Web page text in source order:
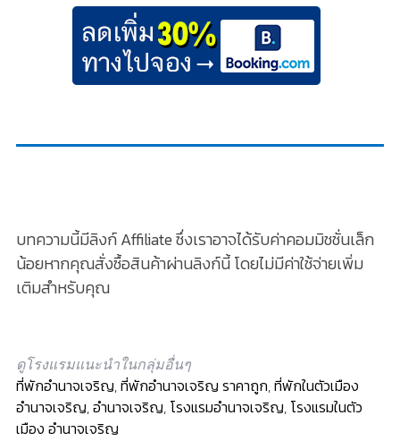
บทความนี้มีลิงก์ Affiliate ซึ่งเราอาจได้รับค่าคอมมิชชั่นเล็ก
น้อยหากคุณสั่งซื้อสินค้าผ่านลิงก์นี้ โดยไม่มีค่าใช้จ่ายเพิ่ม
เติมสำหรับคุณ
ดูโรงแรมแนะนำในกลุ่มอื่นๆ
ที่พักอำนาจเจริญ,ที่พักอำนาจเจริญ ราคาถูก,ที่พักในตัวเมือง
อำนาจเจริญ,อำนาจเจริญ, โรงแรมอำนาจเจริญ, โรงแรมในตัว
เมือง อำนาจเจริญ